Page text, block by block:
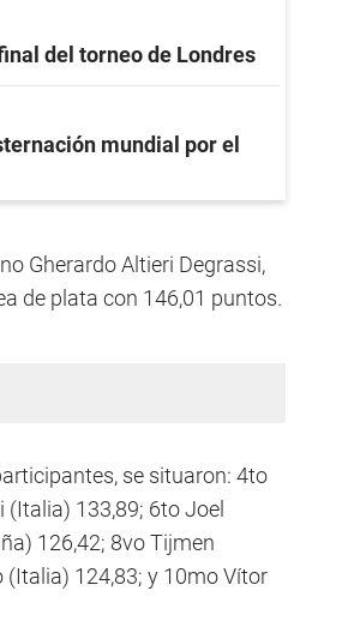
del torneo de Londres
mundial por el
Gherardo Altieri Degrassi,
de plata con 146,01 puntos.
se situaron: 4to
(Italia) 133,89; 6to Joel
126,42; 8vo Tijmen
(Italia) 124,83; y 10mo Vítor